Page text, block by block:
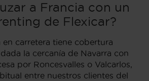
a Francia con un
de Flexicar?
en carretera tiene cobertura
la cercanía de Navarra con
por Roncesvalles o Valcarlos,
entre nuestros clientes del